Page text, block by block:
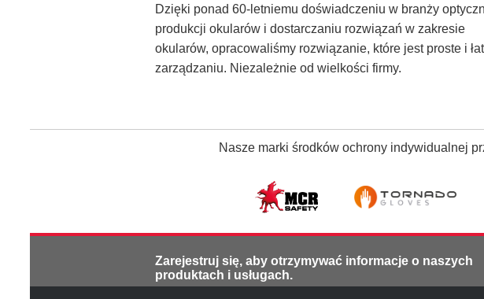
Dzięki ponad 60-letniemu doświadczeniu w branży
produkcji okularów i dostarczaniu rozwiązań w zakresie
okularów, opracowaliśmy rozwiązanie, które jest proste i
zarządzaniu. Niezależnie od wielkości firmy.
Nasze marki środków ochrony indywidualnej
Zarejestruj się, aby otrzymywać informacje o naszych
produktach i usługach.